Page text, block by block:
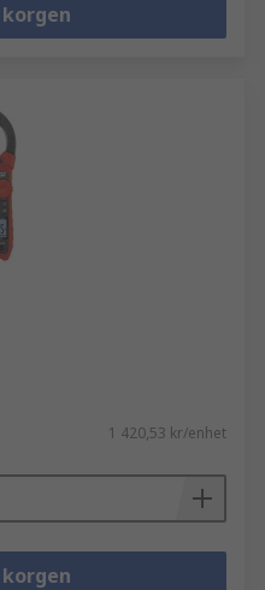
1 420,53 kr/enhet